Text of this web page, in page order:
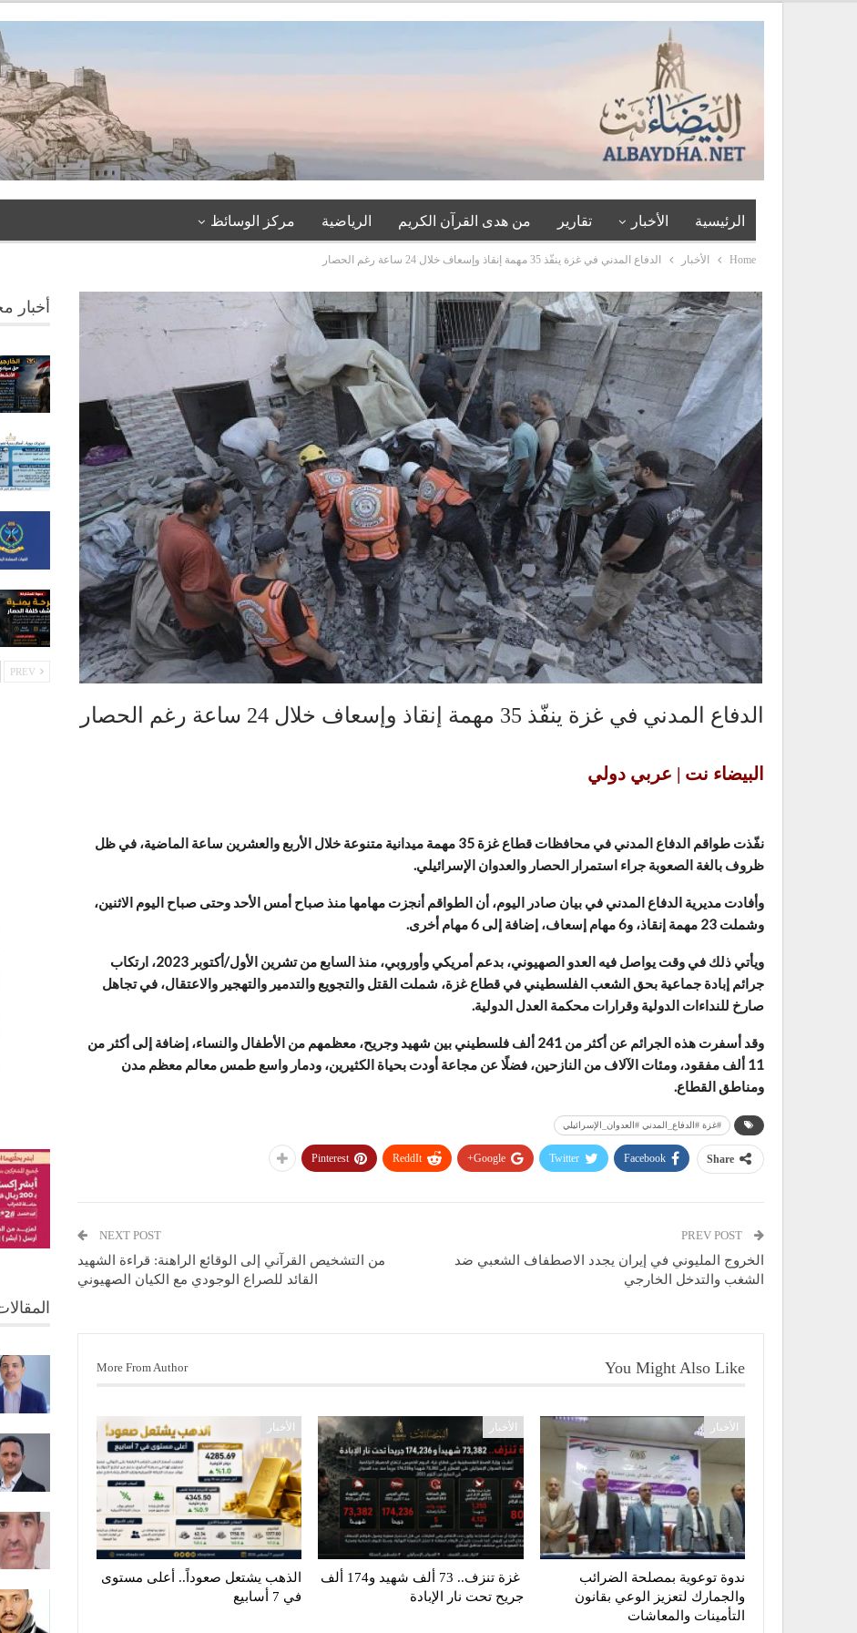
الرئيسية الأخبار تقارير من هدى القرآن الكريم الرياضية مركز الوسائظ
Home الأخبار الدفاع المدني في غزة ينفّذ 35 مهمة إنقاذ وإسعاف خلال 24 ساعة رغم الحصار
الدفاع المدني في غزة ينفّذ 35 مهمة إنقاذ وإسعاف خلال 24 ساعة رغم الحصار
البيضاء نت | عربي دولي
نفّذت طواقم الدفاع المدني في محافظات قطاع غزة 35 مهمة ميدانية متنوعة خلال الأربع والعشرين ساعة الماضية، في ظل
ظروف بالغة الصعوبة جراء استمرار الحصار والعدوان الإسرائيلي.
وأفادت مديرية الدفاع المدني في بيان صادر اليوم، أن الطواقم أنجزت مهامها منذ صباح أمس الأحد وحتى صباح اليوم الاثنين،
وشملت 23 مهمة إنقاذ، و6 مهام إسعاف، إضافة إلى 6 مهام أخرى.
ويأتي ذلك في وقت يواصل فيه العدو الصهيوني، بدعم أمريكي وأوروبي، منذ السابع من تشرين الأول/أكتوبر 2023، ارتكاب
جرائم إبادة جماعية بحق الشعب الفلسطيني في قطاع غزة، شملت القتل والتجويع والتدمير والتهجير والاعتقال، في تجاهل
صارخ للنداءات الدولية وقرارات محكمة العدل الدولية.
وقد أسفرت هذه الجرائم عن أكثر من 241 ألف فلسطيني بين شهيد وجريح، معظمهم من الأطفال والنساء، إضافة إلى أكثر من
11 ألف مفقود، ومئات الآلاف من النازحين، فضلًا عن مجاعة أودت بحياة الكثيرين، ودمار واسع طمس معالم معظم مدن
ومناطق القطاع.
#غزة #الدفاع_المدني #العدوان_الإسرائيلي
Share
Facebook
Twitter
Google+
ReddIt
Pinterest
الخروج المليوني في إيران يجدد الاصطفاف الشعبي ضد
الشغب والتدخل الخارجي
NEXT POST
من التشخيص القرآني إلى الوقائع الراهنة: قراءة الشهيد
القائد للصراع الوجودي مع الكيان الصهيوني
You Might Also Like
More From Author
الأخبار
ندوة توعوية بمصلحة الضرائب
والجمارك لتعزيز الوعي بقانون
التأمينات والمعاشات
الأخبار
غزة تنزف.. 73 ألف شهيد و174 ألف
جريح تحت نار الإبادة
الأخبار
الذهب يشتعل صعوداً.. أعلى مستوى
في 7 أسابيع
أخبار